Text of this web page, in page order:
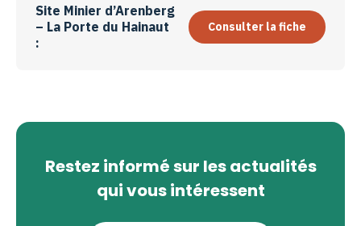
Site Minier d’Arenberg
– La Porte du Hainaut
:
Consulter la fiche
Restez informé sur les actualités
qui vous intéressent